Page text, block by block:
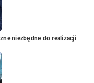
niezbędne do realizacji